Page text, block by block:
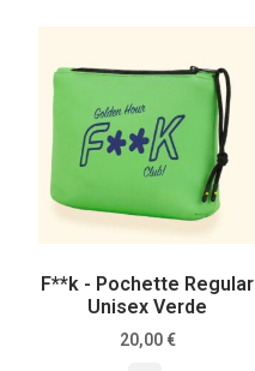
F**k - Pochette Regular
Unisex Verde
20,00 €